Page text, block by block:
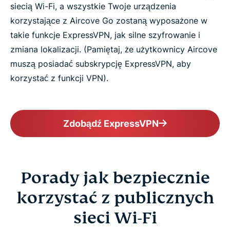
siecią Wi-Fi, a wszystkie Twoje urządzenia
korzystające z Aircove Go zostaną wyposażone w
takie funkcje ExpressVPN, jak silne szyfrowanie i
zmiana lokalizacji. (Pamiętaj, że użytkownicy Aircove
muszą posiadać subskrypcję ExpressVPN, aby
korzystać z funkcji VPN).
Zdobądź ExpressVPN
Porady jak bezpiecznie
korzystać z publicznych
sieci Wi-Fi